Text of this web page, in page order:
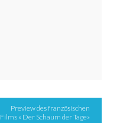
Preview des französischen
Films « Der Schaum der Tage»